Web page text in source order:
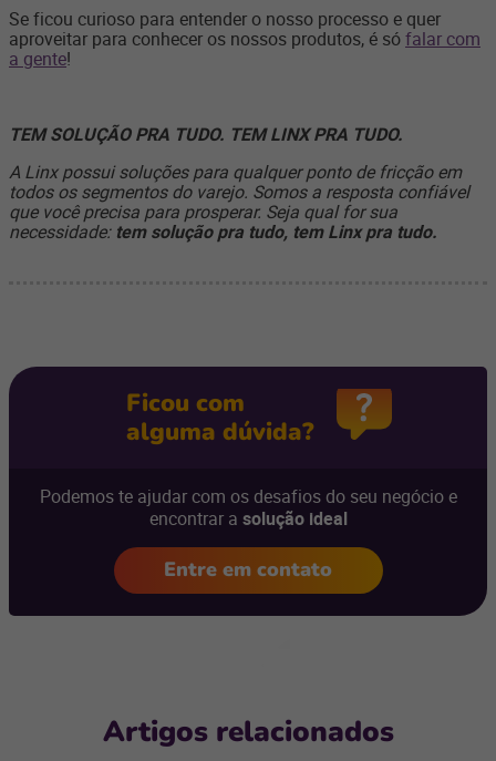
Se ficou curioso para entender o nosso processo e quer
aproveitar para conhecer os nossos produtos, é sófalar com
a gente!
TEM SOLUÇÃO PRA TUDO. TEM LINX PRA TUDO.
A Linx possui soluções para qualquer ponto de fricção em
todos os segmentos do varejo. Somos a resposta confiável
que você precisa para prosperar. Seja qual for sua
necessidade: tem solução pra tudo, tem Linx pra tudo.
Ficou com
alguma dúvida?
Podemos te ajudar com os desafios do seu negócio e
encontrar a solução ideal
Entre em contato
Artigos relacionados